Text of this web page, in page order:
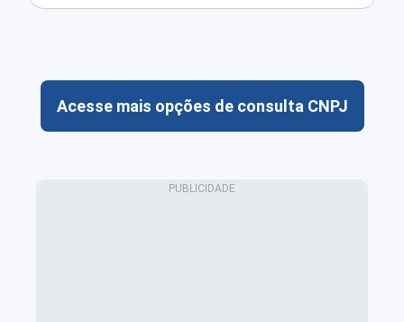
Acesse mais opções de consulta CNPJ